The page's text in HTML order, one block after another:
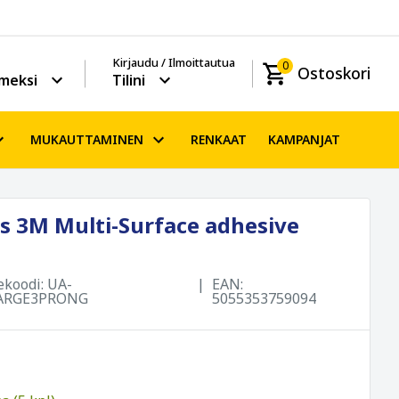
Kirjaudu / Ilmoittautua
Tilini
0 Ostoskori
MUKAUTTAMINEN RENKAAT KAMPANJAT
3M Multi-Surface adhesive
UA- EAN:
5055353759094